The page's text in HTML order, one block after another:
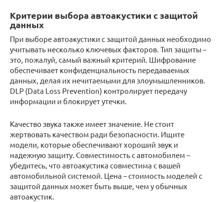
Критерии выбора автоакустики с защитой
данных
При выборе автоакустики с защитой данных необходимо
учитывать несколько ключевых факторов. Тип защиты –
это, пожалуй, самый важный критерий. Шифрование
обеспечивает конфиденциальность передаваемых
данных, делая их нечитаемыми для злоумышленников.
DLP (Data Loss Prevention) контролирует передачу
информации и блокирует утечки.
Качество звука также имеет значение. Не стоит
жертвовать качеством ради безопасности. Ищите
модели, которые обеспечивают хороший звук и
надежную защиту. Совместимость с автомобилем –
убедитесь, что автоакустика совместима с вашей
автомобильной системой. Цена – стоимость моделей с
защитой данных может быть выше, чем у обычных
автоакустик.